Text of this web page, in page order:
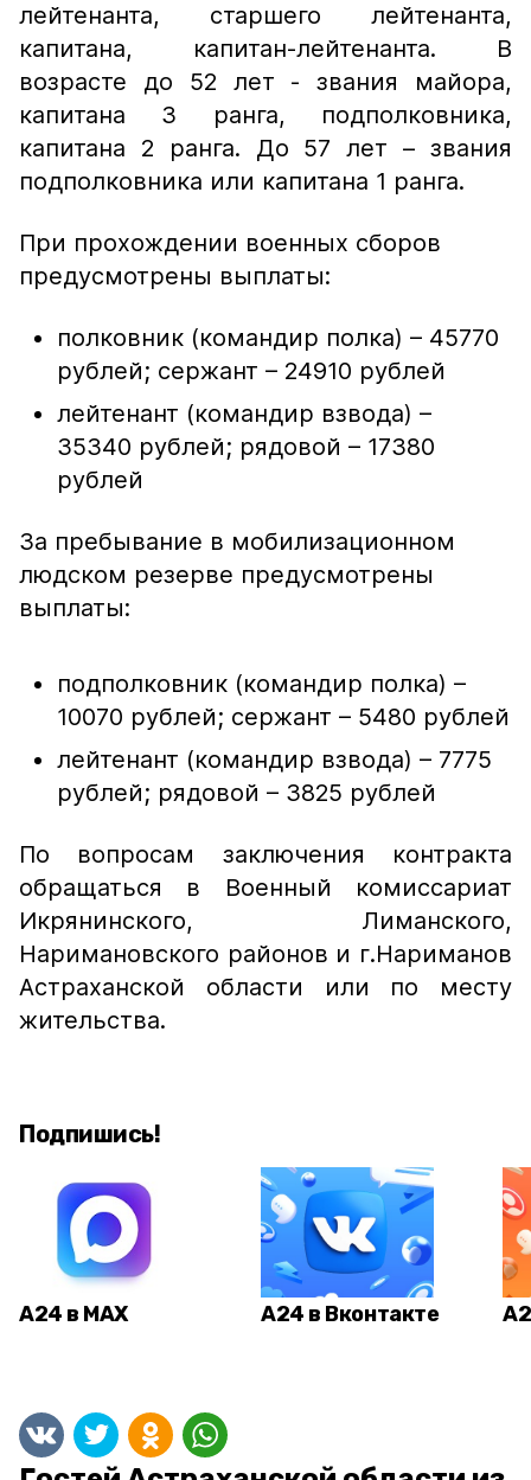
лейтенанта, старшего лейтенанта,
капитана, капитан-лейтенанта. В
возрасте до 52 лет - звания майора,
капитана 3 ранга, подполковника,
капитана 2 ранга. До 57 лет – звания
подполковника или капитана 1 ранга.
При прохождении военных сборов
предусмотрены выплаты:
полковник (командир полка) – 45770
рублей; сержант – 24910 рублей
лейтенант (командир взвода) –
35340 рублей; рядовой – 17380
рублей
За пребывание в мобилизационном
людском резерве предусмотрены
выплаты:
подполковник (командир полка) –
10070 рублей; сержант – 5480 рублей
лейтенант (командир взвода) – 7775
рублей; рядовой – 3825 рублей
По вопросам заключения контракта
обращаться в Военный комиссариат
Икрянинского, Лиманского,
Наримановского районов и г.Нариманов
Астраханской области или по месту
жительства.
Подпишись!
А24 в MAX А24 в Вконтакте